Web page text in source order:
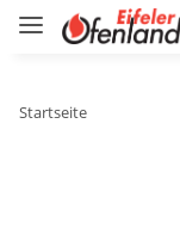
Startseite